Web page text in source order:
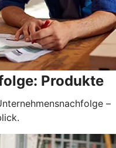
Produkte
–